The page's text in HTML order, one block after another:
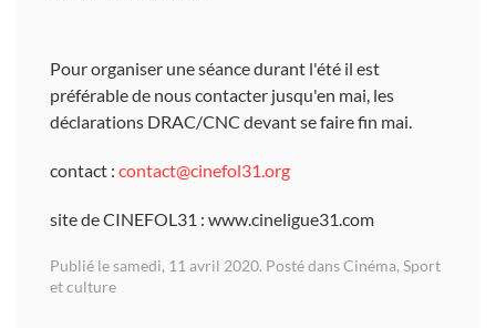
Pour organiser une séance durant l'été il est
préférable de nous contacter jusqu'en mai, les
déclarations DRAC/CNC devant se faire fin mai.
contact : contact@cinefol31.org
site de CINEFOL31 : www.cineligue31.com
Publié le samedi, 11 avril 2020. Posté dansCinéma, Sport
et culture